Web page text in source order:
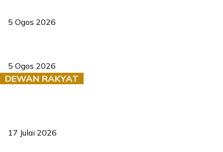
5 Ogos 2026
5 Ogos 2026
DEWAN RAKYAT
17 Julai 2026